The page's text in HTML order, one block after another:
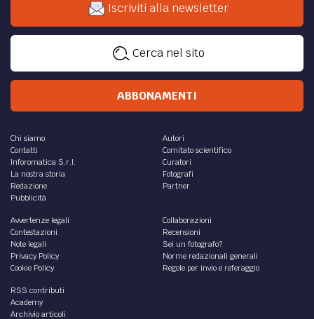
Iscriviti alla newsletter
Cerca nel sito
ABBONAMENTI
Chi siamo
Contatti
Inforomatica S.r.l.
La nostra storia
Redazione
Pubblicità
Autori
Comitato scientifico
Curatori
Fotografi
Partner
Avvertenze legali
Contestazioni
Note legali
Privacy Policy
Cookie Policy
Collaborazioni
Recensioni
Sei un fotografo?
Norme redazionali generali
Regole per invio e referaggio
RSS contributi
Academy
Archivio articoli